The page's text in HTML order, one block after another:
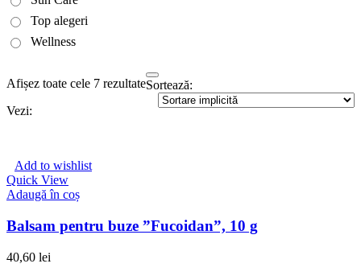
Top alegeri
Wellness
Afișez toate cele 7 rezultateSortează:
Vezi:
Add to wishlist
Quick View
Adaugă în coș
Balsam pentru buze ”Fucoidan”, 10 g
40,60 lei